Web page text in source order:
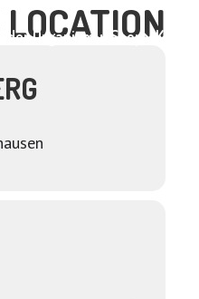
der Organismus Shop Kontakt